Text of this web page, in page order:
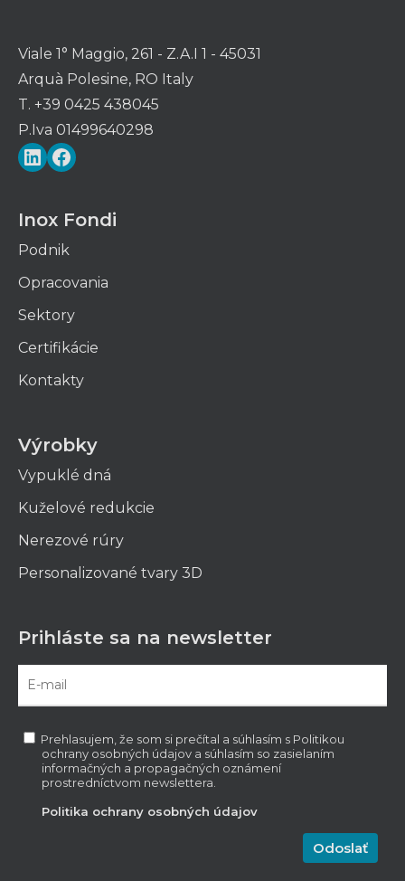
Viale 1° Maggio, 261 - Z.A.I 1 - 45031
Arquà Polesine, RO Italy
T. +39 0425 438045
P.Iva 01499640298
LinkedIn
Facebook
Inox Fondi
Podnik
Opracovania
Sektory
Certifikácie
Kontakty
Výrobky
Vypuklé dná
Kuželové redukcie
Nerezové rúry
Personalizované tvary 3D
Prihláste sa na newsletter
Prehlasujem, že som si prečítal a súhlasím s Politikou
ochrany osobných údajov a súhlasím so zasielaním
informačných a propagačných oznámení
prostredníctvom newslettera.
Politika ochrany osobných údajov